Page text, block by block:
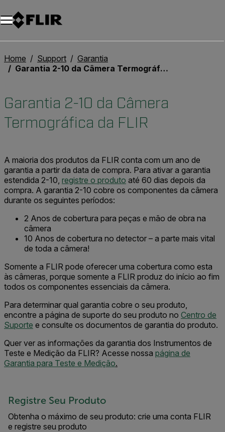
Home Support
Garantia
Garantia 2-10 da Câmera Termográfica da FLIR
Garantia 2-10 da Câmera
Termográfica da FLIR
A maioria dos produtos da FLIR conta com um ano de
garantia a partir da data de compra. Para ativar a garantia
estendida 2-10, registre o produto até 60 dias depois da
compra. A garantia 2-10 cobre os componentes da câmera
durante os seguintes períodos:
2 Anos de cobertura para peças e mão de obra na
câmera
10 Anos de cobertura no detector – a parte mais vital
de toda a câmera!
Somente a FLIR pode oferecer uma cobertura como esta
às câmeras, porque somente a FLIR produz do início ao fim
todos os componentes essenciais da câmera.
Para determinar qual garantia cobre o seu produto,
encontre a página de suporte do seu produto no Centro de
Suporte e consulte os documentos de garantia do produto.
Quer ver as informações da garantia dos Instrumentos de
Teste e Medição da FLIR? Acesse nossa página de
Garantia para Teste e Medição.
Registre Seu Produto
Obtenha o máximo de seu produto: crie uma conta FLIR
e registre seu produto